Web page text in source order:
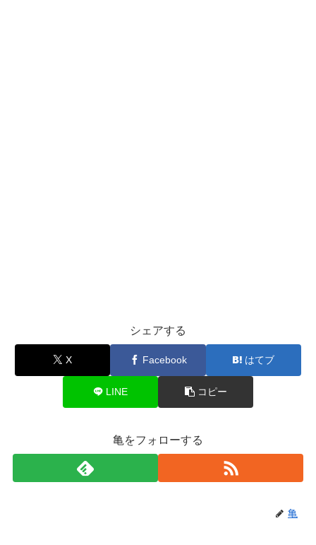
シェアする
X Facebook はてブ
LINE コピー
亀をフォローする
亀